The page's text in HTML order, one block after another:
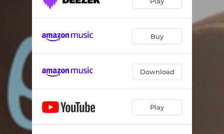
Buy
Download
Play